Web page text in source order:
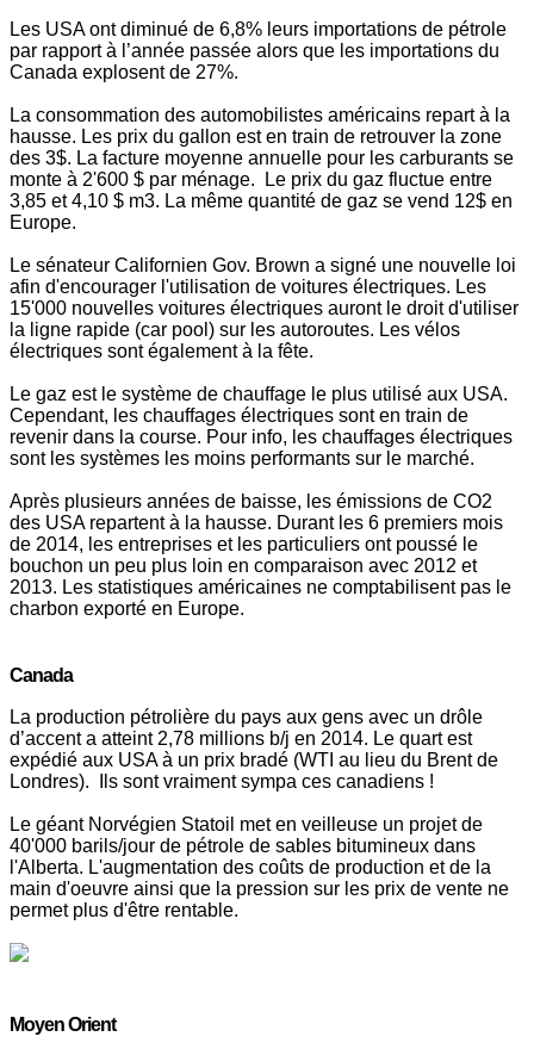
Les USA ont diminué de 6,8% leurs importations de pétrole
par rapport à l’année passée alors que les importations du
Canada explosent de 27%.
La consommation des automobilistes américains repart à la
hausse. Les prix du gallon est en train de retrouver la zone
des 3$. La facture moyenne annuelle pour les carburants se
monte à 2'600 $ par ménage. Le prix du gaz fluctue entre
3,85 et 4,10 $ m3. La même quantité de gaz se vend 12$ en
Europe.
Le sénateur Californien Gov. Brown a signé une nouvelle loi
afin d'encourager l'utilisation de voitures électriques. Les
15'000 nouvelles voitures électriques auront le droit d'utiliser
la ligne rapide (car pool) sur les autoroutes. Les vélos
électriques sont également à la fête.
Le gaz est le système de chauffage le plus utilisé aux USA.
Cependant, les chauffages électriques sont en train de
revenir dans la course. Pour info, les chauffages électriques
sont les systèmes les moins performants sur le marché.
Après plusieurs années de baisse, les émissions de CO2
des USA repartent à la hausse. Durant les 6 premiers mois
de 2014, les entreprises et les particuliers ont poussé le
bouchon un peu plus loin en comparaison avec 2012 et
2013. Les statistiques américaines ne comptabilisent pas le
charbon exporté en Europe.
Canada
La production pétrolière du pays aux gens avec un drôle
d’accent a atteint 2,78 millions b/j en 2014. Le quart est
expédié aux USA à un prix bradé (WTI au lieu du Brent de
Londres). Ils sont vraiment sympa ces canadiens !
Le géant Norvégien Statoil met en veilleuse un projet de
40'000 barils/jour de pétrole de sables bitumineux dans
l'Alberta. L'augmentation des coûts de production et de la
main d'oeuvre ainsi que la pression sur les prix de vente ne
permet plus d'être rentable.
MoyenOrient